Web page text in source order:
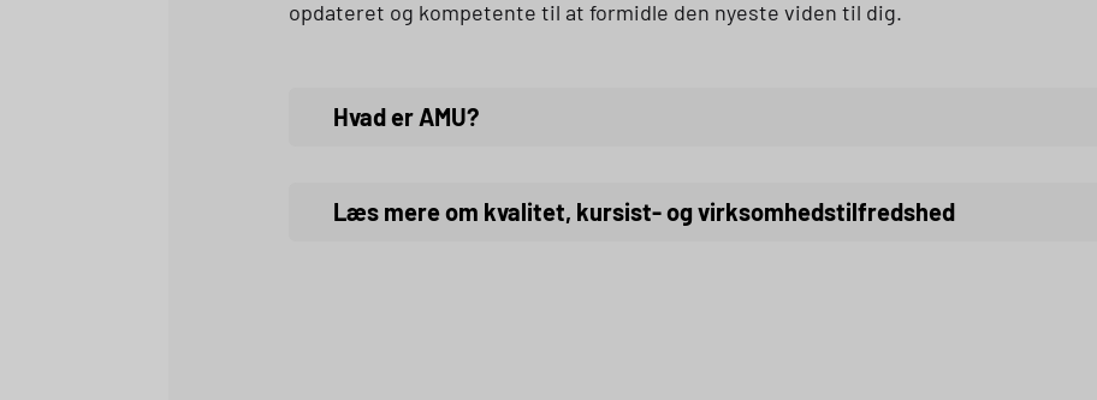
opdateret og kompetente til at formidle den nyeste viden til dig.
Hvad er AMU?
Læs mere om kvalitet, kursist- og virksomhedstilfredshed